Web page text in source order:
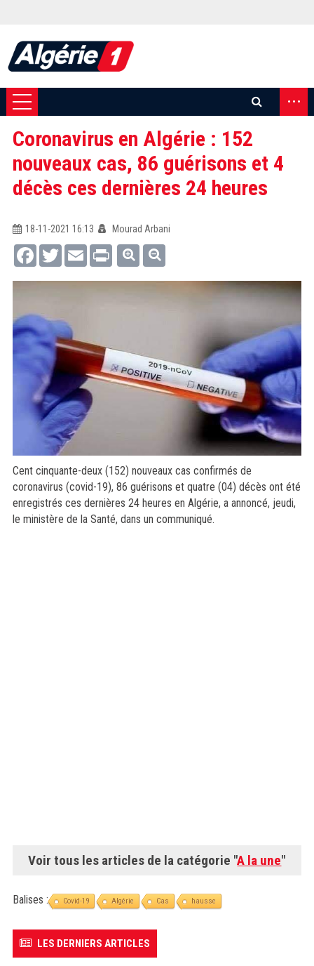
...
Coronavirus en Algérie : 152
nouveaux cas, 86 guérisons et 4
décès ces dernières 24 heures
18-11-2021 16:13
Mourad Arbani
FacebookTwitterEmail Print
Cent cinquante-deux (152) nouveaux cas confirmés de
coronavirus (covid-19), 86 guérisons et quatre (04) décès ont été
enregistrés ces dernières 24 heures en Algérie, a annoncé, jeudi,
le ministère de la Santé, dans un communiqué.
Voir tous les articles de la catégorie "A la une"
Balises : Covid-19 Algérie Cas hausse
LES DERNIERS ARTICLES